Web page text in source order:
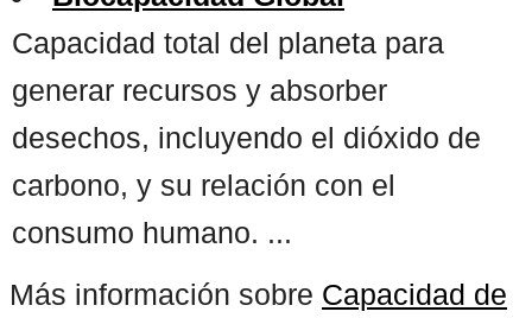
Capacidad total del planeta para
generar recursos y absorber
desechos, incluyendo el dióxido de
carbono, y su relación con el
consumo humano. ...
Más información sobre Capacidad de